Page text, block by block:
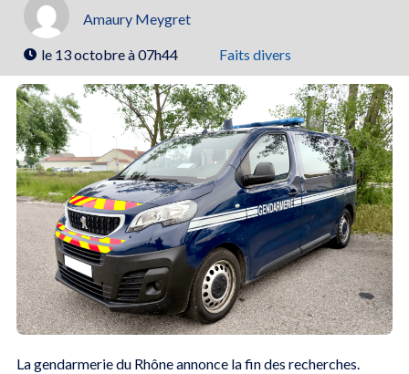
Amaury Meygret
le 13 octobre à 07h44 Faits divers
La gendarmerie du Rhône annonce la fin des recherches.